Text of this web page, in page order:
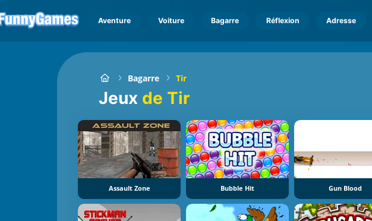
Aventure Voiture Bagarre Réflexion Adresse
Bagarre Tir
Jeux de Tir
Assault Zone Bubble Hit Gun Blood